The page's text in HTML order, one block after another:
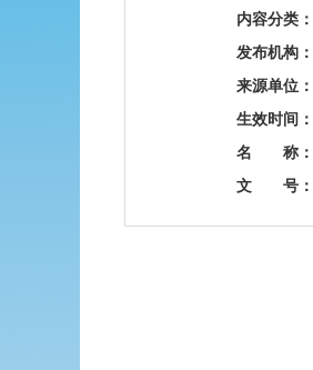
内容分类：
发布机构：
来源单位：
生效时间：
名 称：
文 号：